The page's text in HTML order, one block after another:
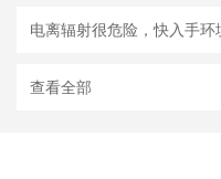
查看全部